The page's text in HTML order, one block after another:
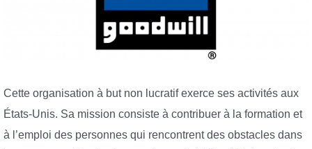
Cette organisation à but non lucratif exerce ses activités aux
États-Unis. Sa mission consiste à contribuer à la formation et
à l’emploi des personnes qui rencontrent des obstacles dans